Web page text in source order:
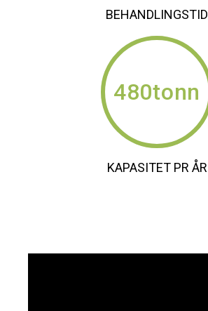
BEHANDLINGSTID
480tonn
KAPASITET PR ÅR